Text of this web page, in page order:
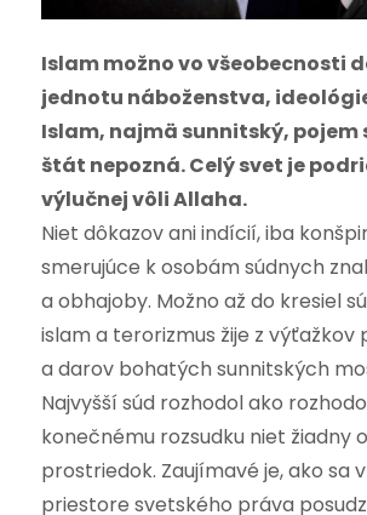
Islam možno vo všeobecnosti
jednotu náboženstva,
Islam, najmä sunnitský, pojem
štát nepozná. Celý svet je
výlučnej vôli Allaha.
Niet dôkazov ani indícií, iba
smerujúce k osobám súdnych
a obhajoby. Možno až do kresiel
islam a terorizmus žije z výťažkov
a darov bohatých sunnitských
Najvyšší súd rozhodol ako
konečnému rozsudku niet žiadny
prostriedok. Zaujímavé je, ako sa
priestore svetského práva